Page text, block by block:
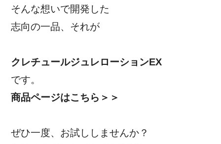
そんな想いで開発した
志向の一品、それが
クレチュールジュレローションEX
です。
商品ページはこちら＞＞
ぜひ一度、お試ししませんか？